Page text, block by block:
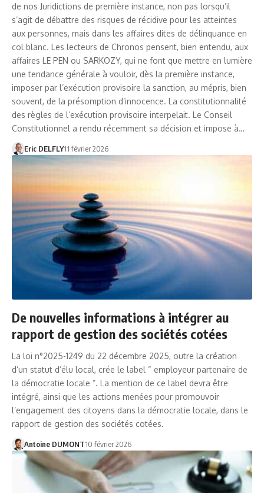
de nos Juridictions de première instance, non pas lorsqu’il
s’agit de débattre des risques de récidive pour les atteintes
aux personnes, mais dans les affaires dites de délinquance en
col blanc. Les lecteurs de Chronos pensent, bien entendu, aux
affaires LE PEN ou SARKOZY, qui ne font que mettre en lumière
une tendance générale à vouloir, dès la première instance,
imposer par l’exécution provisoire la sanction, au mépris, bien
souvent, de la présomption d’innocence. La constitutionnalité
des règles de l’exécution provisoire interpelait. Le Conseil
Constitutionnel a rendu récemment sa décision et impose à…
Eric DELFLY11 février 2026
De nouvelles informations à intégrer au
rapport de gestion des sociétés cotées
La loi n°2025-1249 du 22 décembre 2025, outre la création
d’un statut d’élu local, crée le label “ employeur partenaire de
la démocratie locale ”. La mention de ce label devra être
intégré, ainsi que les actions menées pour promouvoir
l’engagement des citoyens dans la démocratie locale, dans le
rapport de gestion des sociétés cotées.
Antoine DUMONT10 février 2026